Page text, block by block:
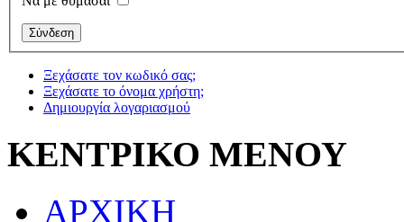
Ξεχάσατε τον κωδικό σας;
Ξεχάσατε το όνομα χρήστη;
Δημιουργία λογαριασμού
ΚΕΝΤΡΙΚΟ ΜΕΝΟΥ
ΑΡΧΙΚΗ